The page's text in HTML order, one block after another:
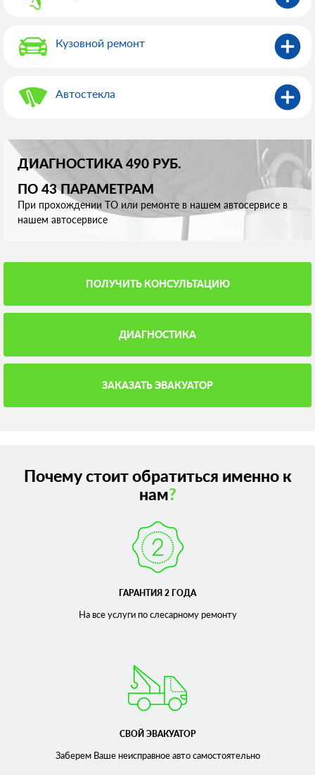
Кузовной ремонт
Автостекла
ДИАГНОСТИКА 490 РУБ.
ПО 43 ПАРАМЕТРАМ
При прохождении ТО или ремонте в нашем автосервисе в
нашем автосервисе
ПОЛУЧИТЬ КОНСУЛЬТАЦИЮ
ДИАГНОСТИКА
ЗАКАЗАТЬ ЭВАКУАТОР
Почему стоит обратиться именно к
нам?
ГАРАНТИЯ 2 ГОДА
На все услуги по слесарномуремонту
СВОЙ ЭВАКУАТОР
Заберем Ваше неисправноеавто самостоятельно